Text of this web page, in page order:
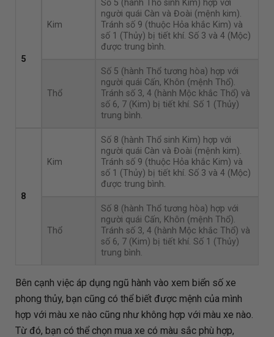
5
Kim
Số 5 (hành Thổ sinh Kim) hợp với
người quái Càn và Đoài (mệnh kim).
Tránh số 9 (thuộc Hỏa khắc Kim) và
số 1 (Thủy) bị tiết khí. Số 3 và 4 (Mộc)
được trung bình.
Thổ
Số 5 (hành Thổ tương hòa) hợp với
người quái Cấn, Khôn (mệnh Thổ).
Tránh số 3, 4 (hành Mộc khắc Thổ) và
số 6, 7 (Kim) bị tiết khí. Số 1 (Thủy)
trung bình.
8
Kim
Số 8 (hành Thổ sinh Kim) hợp với
người quái Càn và Đoài (mệnh kim).
Tránh số 9 (thuộc Hỏa khắc Kim) và
số 1 (Thủy) bị tiết khí. Số 3 và 4 (Mộc)
được trung bình.
Thổ
Số 8 (hành Thổ tương hòa) hợp với
người quái Cấn, Khôn (mệnh Thổ).
Tránh số 3, 4 (hành Mộc khắc Thổ) và
số 6, 7 (Kim) bị tiết khí. Số 1 (Thủy)
trung bình.
Bên cạnh việc áp dụng ngũ hành vào xem biển số xe
phong thủy, bạn cũng có thể biết được mệnh của mình
hợp với màu xe nào cũng như không hợp với màu xe nào.
Từ đó, bạn có thể chọn mua xe có màu sắc phù hợp,